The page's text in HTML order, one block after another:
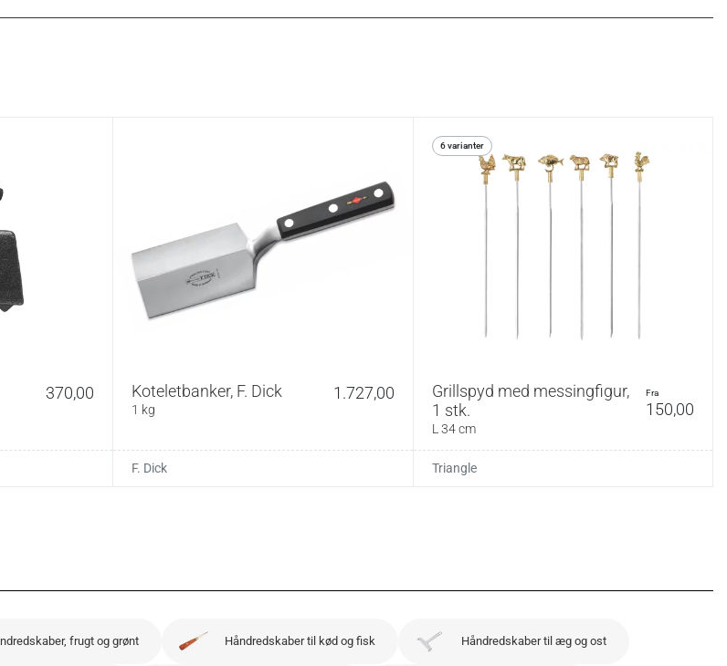
370,00 Koteletbanker, F. Dick
1 kg
1.727,00
F. Dick
6 varianter
Grillspyd med messingfigur,
1 stk.
L 34 cm
fra
150,00
Triangle
frugt og grønt Håndredskaber til kød og fisk Håndredskaber til æg og ost